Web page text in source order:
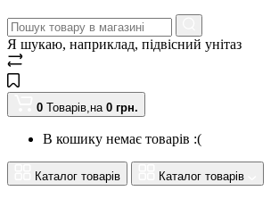
Я шукаю, наприклад, підвісний унітаз
0 Товарів,на 0 грн.
В кошику немає товарів :(
Каталог товарів Каталог товарів